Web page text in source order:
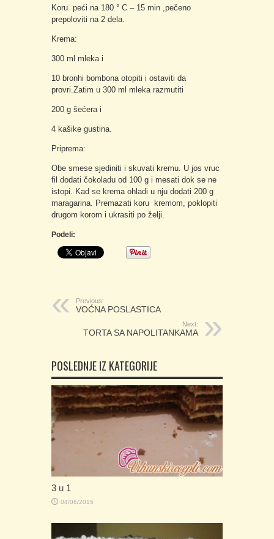
Koru peći na 180 ° C – 15 min ,pečeno
prepoloviti na 2 dela.
Krema:
300 ml mleka i
10 bronhi bombona otopiti i ostaviti da
provri.Zatim u 300 ml mleka razmutiti
200 g šećera i
4 kašike gustina.
Priprema:
Obe smese sjediniti i skuvati kremu. U jos vruc
fil dodati čokoladu od 100 g i mesati dok se ne
istopi. Kad se krema ohladi u nju dodati 200 g
maragarina. Premazati koru kremom, poklopiti
drugom korom i ukrasiti po želji.
Podeli:
Previous:
VOĆNA POSLASTICA
Next:
TORTA SA NAPOLITANKAMA
POSLEDNJE IZ KATEGORIJE
3 u 1
04/06/2015